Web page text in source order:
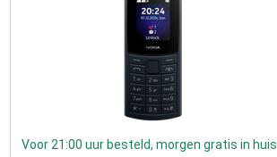
Voor 21:00 uur besteld, morgen gratis in huis